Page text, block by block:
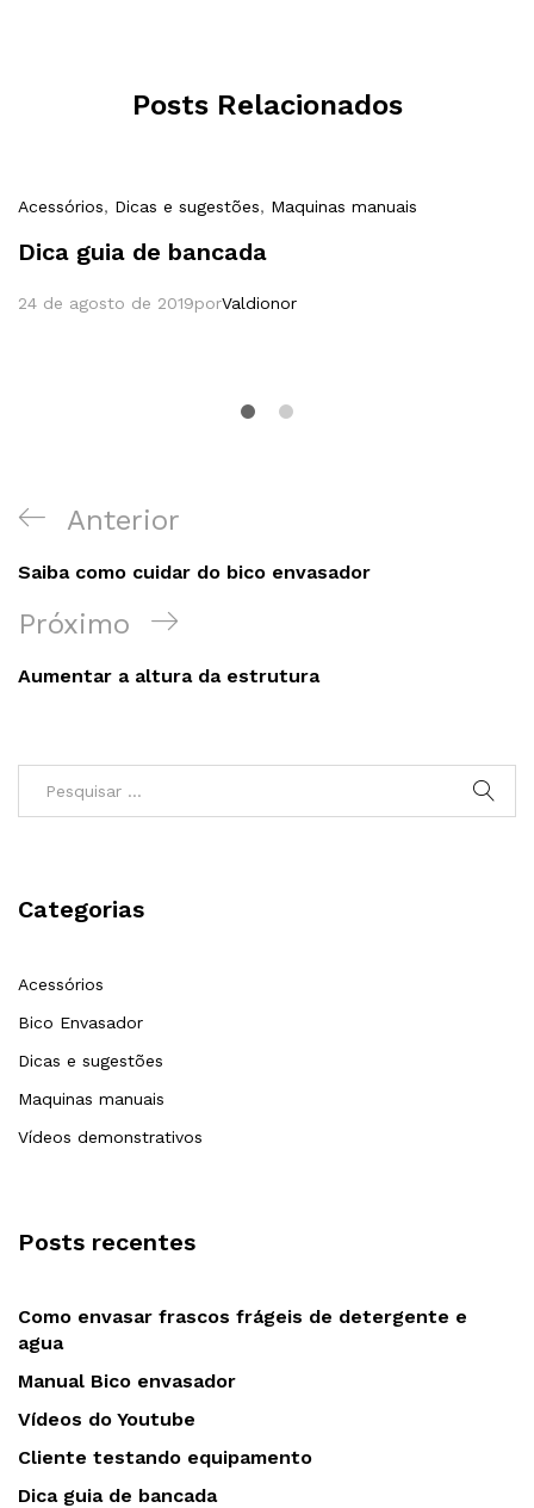
Posts Relacionados
Acessórios, Dicas e sugestões, Maquinas manuais
Dica guia de bancada
24 de agosto de 2019porValdionor
Navegação
de
Post
Postagem
anterior
Anterior
Saiba como cuidar do bico envasador
Próximo
post
Próximo
Aumentar a altura da estrutura
Categorias
Acessórios
Bico Envasador
Dicas e sugestões
Maquinas manuais
Vídeos demonstrativos
Posts recentes
Como envasar frascos frágeis de detergente e
agua
Manual Bico envasador
Vídeos do Youtube
Cliente testando equipamento
Dica guia de bancada